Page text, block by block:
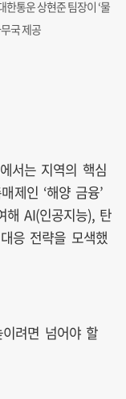
통운 상현준 팀장이 ‘물
국 제공
서는 지역의 핵심
제인 ‘해양 금융’
해 AI(인공지능), 탄
응 전략을 모색했
려면 넘어야 할